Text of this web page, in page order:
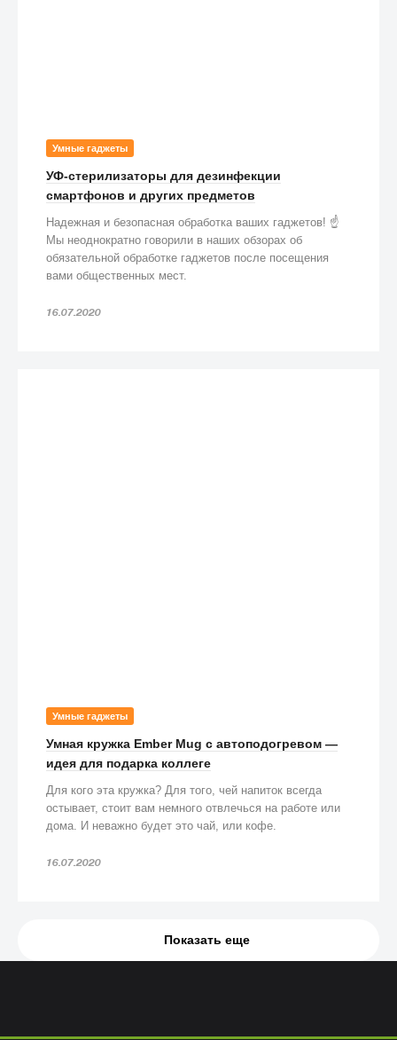
Умные гаджеты
УФ-стерилизаторы для дезинфекции
смартфонов и других предметов
Надежная и безопасная обработка ваших гаджетов! ☝️
Мы неоднократно говорили в наших обзорах об
обязательной обработке гаджетов после посещения
вами общественных мест.
16.07.2020
Умные гаджеты
Умная кружка Ember Mug с автоподогревом —
идея для подарка коллеге
Для кого эта кружка? Для того, чей напиток всегда
остывает, стоит вам немного отвлечься на работе или
дома. И неважно будет это чай, или кофе.
16.07.2020
Показать еще